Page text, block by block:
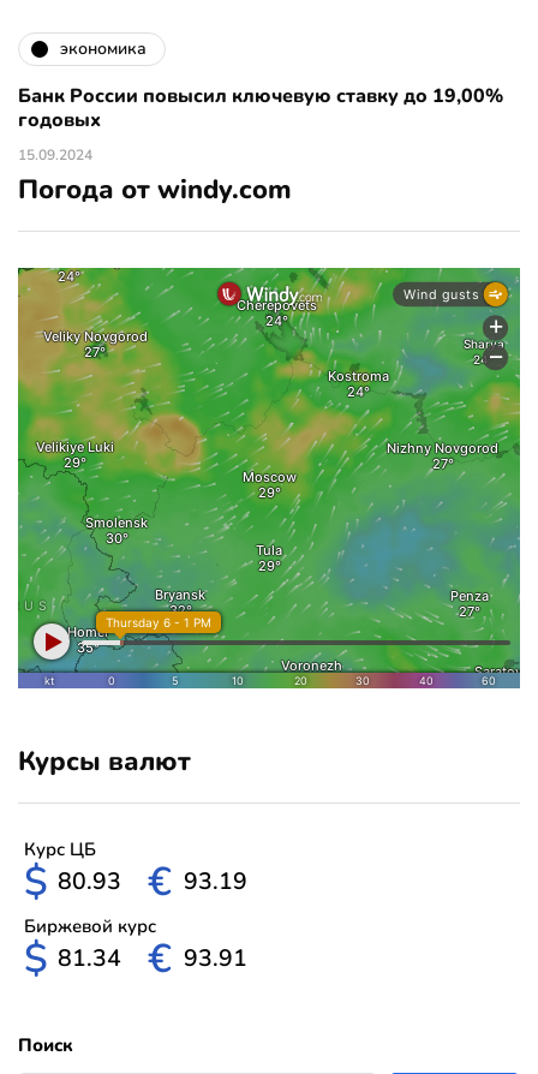
экономика
Банк России повысил ключевую ставку до 19,00%
годовых
15.09.2024
Погода от windy.com
Курсы валют
Курс ЦБ
$ 80.93 € 93.19
Биржевой курс
$ 81.34 € 93.91
Поиск